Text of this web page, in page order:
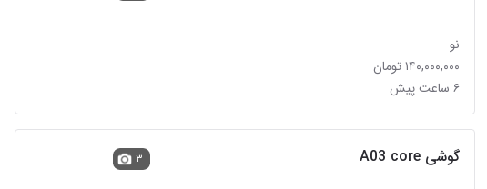
نو
۱۴۰,۰۰۰,۰۰۰ تومان
۶ ساعت پیش
گوشی A03 core ۳